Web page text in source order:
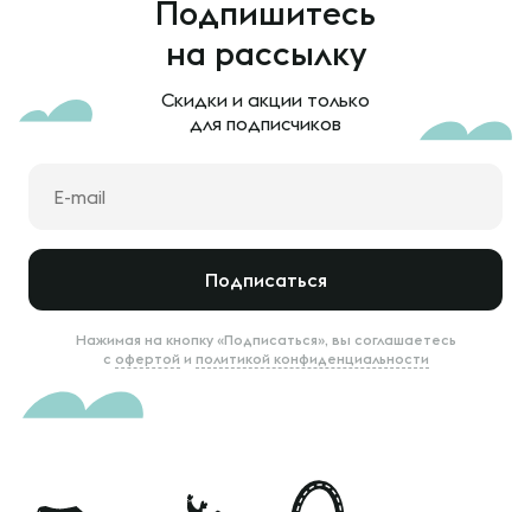
Подпишитесь
на рассылку
Скидки и акции только
для подписчиков
Подписаться
Нажимая на кнопку «Подписаться», вы соглашаетесь
с офертой и политикой конфиденциальности